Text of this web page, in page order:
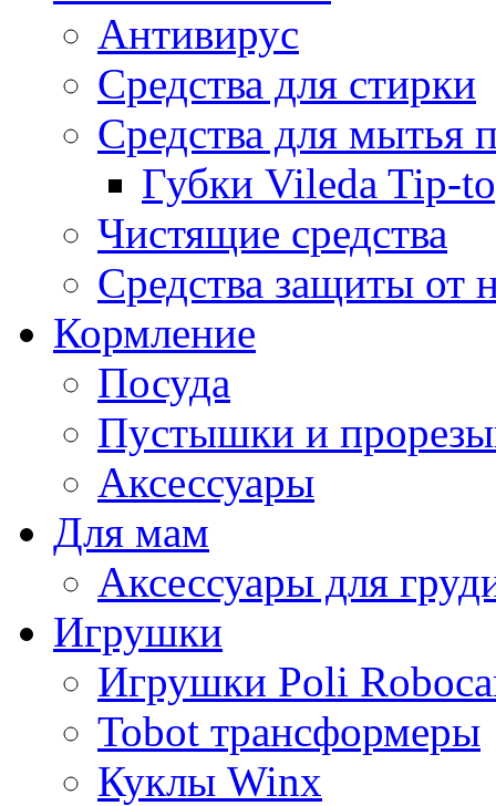
Антивирус
Средства для стирки
Средства для мытья
Губки Vileda Tip-
Чистящие средства
Средства защиты от
Кормление
Посуда
Пустышки и
Аксессуары
Для мам
Аксессуары для
Игрушки
Игрушки Poli
Tobot трансформеры
Куклы Winx